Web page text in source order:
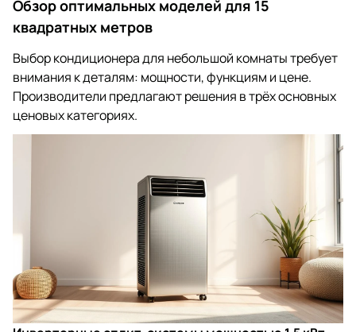
Обзор оптимальных моделей для 15
квадратных метров
Выбор кондиционера для небольшой комнаты требует
внимания к деталям: мощности, функциям и цене.
Производители предлагают решения в трёх основных
ценовых категориях.